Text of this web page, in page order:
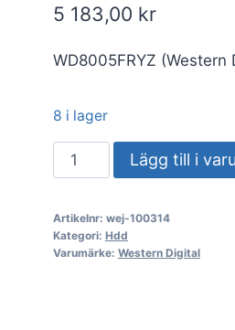
5 183,00 kr
WD8005FRYZ (Western
8 i lager
Hårddisk
WD
WD8005FRYZ
8TB/600/72
Lägg till i
Artikelnr: wej-100314
Kategori: Hdd
Varumärke: Western Digital